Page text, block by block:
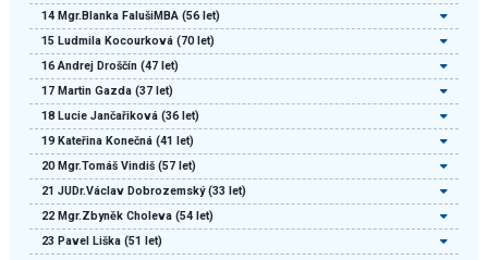
14 Mgr.Blanka FalušiMBA(56 let)
15 Ludmila Kocourková(70 let)
16 Andrej Droščín(47 let)
17 Martin Gazda(37 let)
18 Lucie Jančařiková(36 let)
19 Kateřina Konečná(41 let)
20 Mgr.Tomáš Vindiš(57 let)
21 JUDr.Václav Dobrozemský(33 let)
22 Mgr.Zbyněk Choleva(54 let)
23 Pavel Liška(51 let)